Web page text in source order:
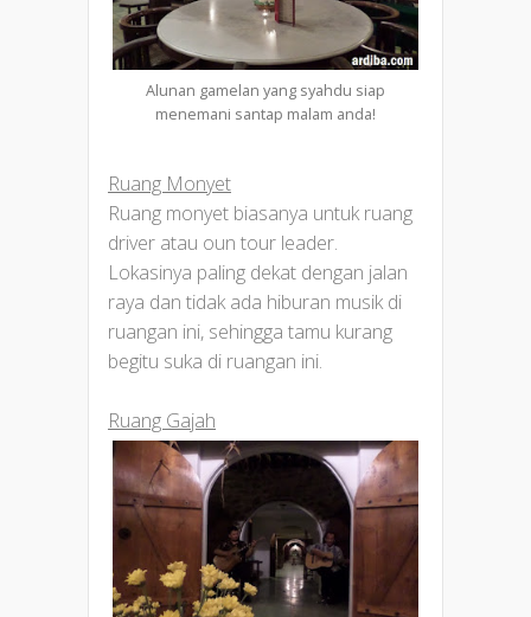
Alunan gamelan yang syahdu siap
menemani santap malam anda!
Ruang Monyet
Ruang monyet biasanya untuk ruang
driver atau oun tour leader.
Lokasinya paling dekat dengan jalan
raya dan tidak ada hiburan musik di
ruangan ini, sehingga tamu kurang
begitu suka di ruangan ini.
Ruang Gajah